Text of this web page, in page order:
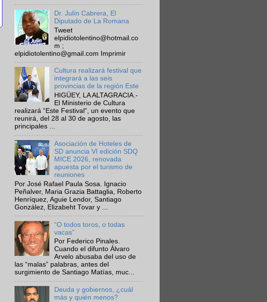
Dr. Julín Cabrera, El
Diputado de La Romana
Tweet
elpidiotolentino@hotmail.co
m ;
elpidiotolentino@gmail.com Imprimir
Cultura realizará festival que
integrará a las seis
provincias de la región Este
HIGÜEY, LA ALTAGRACIA.-
El Ministerio de Cultura
realizará “Este Festival“, un evento que
reunirá, del 28 al 30 de agosto, las
principales ...
Asociación de Hoteles de
SD anuncia VI edición SDQ
MICE 2026, renovada
apuesta por el turismo de
reuniones
Por José Rafael Paula Sosa. Ignacio
Peñalver, Maria Grazia Battaglia, Roberto
Henríquez, Aguie Lendor, Santiago
González, Elizabeht Tovar y ...
“O todos toros, o todas
vacas”
Por Federico Pinales.
Cuando el difunto Álvaro
Arvelo abusaba del uso de
las “malas” palabras, antes del
surgimiento de Santiago Matías, muc...
Deuda y gobiernos, ¿cuál
más y quién menos?